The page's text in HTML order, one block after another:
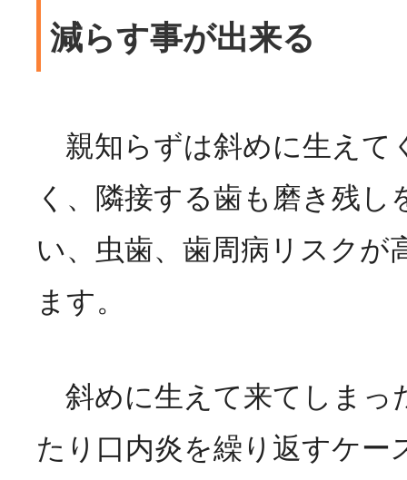
減らす事が出来る
親知らずは斜めに生えて
く、隣接する歯も磨き残し
い、虫歯、歯周病リスクが
ます。
斜めに生えて来てしまっ
たり口内炎を繰り返すケー